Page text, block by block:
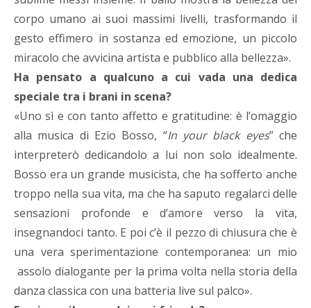
corpo umano ai suoi massimi livelli, trasformando il
gesto effimero in sostanza ed emozione, un piccolo
miracolo che avvicina artista e pubblico alla bellezza».
Ha pensato a qualcuno a cui vada una dedica
speciale tra i brani in scena?
«Uno sì e con tanto affetto e gratitudine: è l’omaggio
alla musica di Ezio Bosso, “In your black eyes” che
interpreterò dedicandolo a lui non solo idealmente.
Bosso era un grande musicista, che ha sofferto anche
troppo nella sua vita, ma che ha saputo regalarci delle
sensazioni profonde e d’amore verso la vita,
insegnandoci tanto. E poi c’è il pezzo di chiusura che è
una vera sperimentazione contemporanea: un mio
assolo dialogante per la prima volta nella storia della
danza classica con una batteria live sul palco».